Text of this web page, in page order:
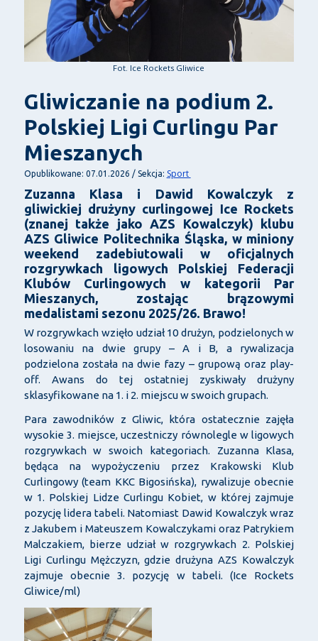
Fot. Ice Rockets Gliwice
Gliwiczanie na podium 2.
Polskiej Ligi Curlingu Par
Mieszanych
Opublikowane: 07.01.2026 / Sekcja: Sport
Zuzanna Klasa i Dawid Kowalczyk z
gliwickiej drużyny curlingowej Ice Rockets
(znanej także jako AZS Kowalczyk) klubu
AZS Gliwice Politechnika Śląska, w miniony
weekend zadebiutowali w oficjalnych
rozgrywkach ligowych Polskiej Federacji
Klubów Curlingowych w kategorii Par
Mieszanych, zostając brązowymi
medalistami sezonu 2025/26. Brawo!
W rozgrywkach wzięło udział 10 drużyn, podzielonych w
losowaniu na dwie grupy – A i B, a rywalizacja
podzielona została na dwie fazy – grupową oraz play-
off. Awans do tej ostatniej zyskiwały drużyny
sklasyfikowane na 1. i 2. miejscu w swoich grupach.
Para zawodników z Gliwic, która ostatecznie zajęła
wysokie 3. miejsce, uczestniczy równolegle w ligowych
rozgrywkach w swoich kategoriach. Zuzanna Klasa,
będąca na wypożyczeniu przez Krakowski Klub
Curlingowy (team KKC Bigosińska), rywalizuje obecnie
w 1. Polskiej Lidze Curlingu Kobiet, w której zajmuje
pozycję lidera tabeli. Natomiast Dawid Kowalczyk wraz
z Jakubem i Mateuszem Kowalczykami oraz Patrykiem
Malczakiem, bierze udział w rozgrywkach 2. Polskiej
Ligi Curlingu Mężczyzn, gdzie drużyna AZS Kowalczyk
zajmuje obecnie 3. pozycję w tabeli. (Ice Rockets
Gliwice/ml)